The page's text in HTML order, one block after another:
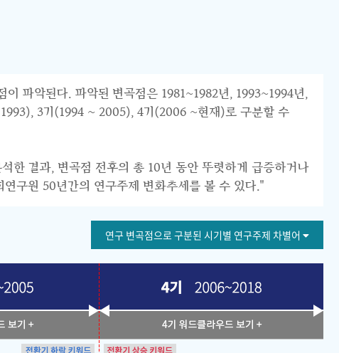
파악된다. 파악된 변곡점은 1981~1982년, 1993~1994년,
3기(1994 ~ 2005), 4기(2006 ~현재)로 구분할 수
한 결과, 변곡점 전후의 총 10년 동안 뚜렷하게 급증하거나
구원 50년간의 연구주제 변화추세를 볼 수 있다."
연구 변곡점으로 구분된 시기별 연구주제 차별어